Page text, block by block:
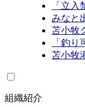
「立入
みなと
苫小牧
「釣り
苫小牧
組織紹介